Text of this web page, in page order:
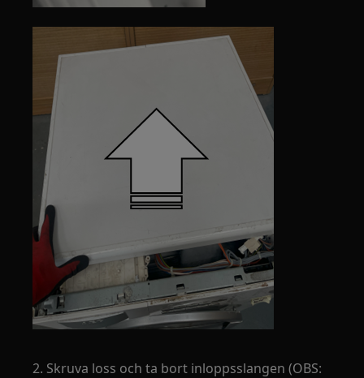
2. Skruva loss och ta bort inloppsslangen (OBS: